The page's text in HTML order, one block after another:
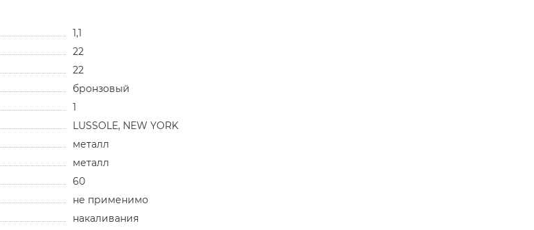
1,1
22
22
бронзовый
1
LUSSOLE, NEW YORK
металл
металл
60
не применимо
накаливания